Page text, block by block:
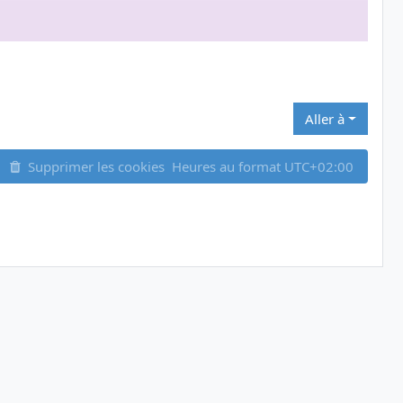
Aller à
Supprimer les cookies Heures au format UTC+02:00